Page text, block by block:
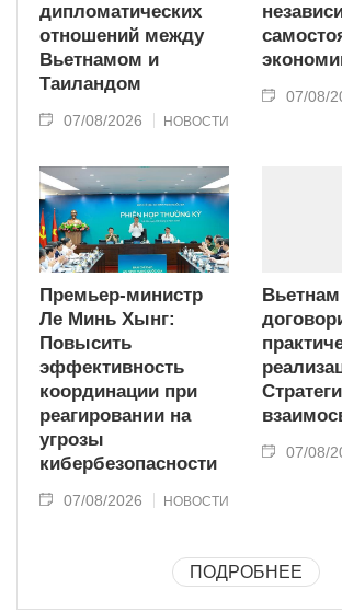
дипломатических
отношений между
Вьетнамом и
Таиландом
07/08/2026 НОВОСТИ
07/08/
Премьер-министр
Ле Минь Хынг:
Повысить
эффективность
координации при
реагировании на
угрозы
кибербезопасности
07/08/2026 НОВОСТИ
07/08/
ПОДРОБНЕЕ